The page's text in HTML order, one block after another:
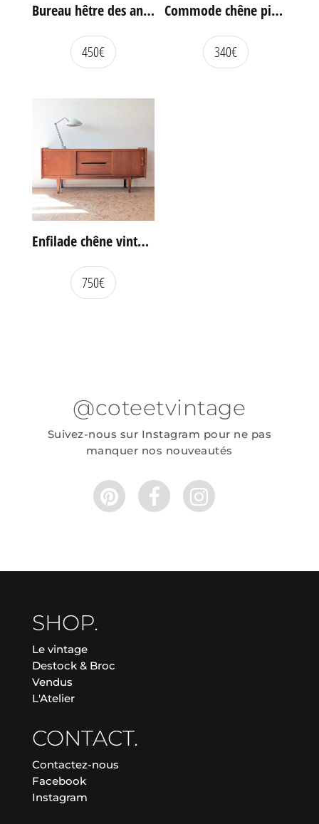
Bureau hêtre des années 60
450€
Commode chêne pieds compas vintage
340€
Enfilade chêne vintage portes coulissantes
750€
@coteetvintage
Suivez-nous sur Instagram pour ne pas
manquer nos nouveautés
SHOP.
Le vintage
Destock & Broc
Vendus
L'Atelier
CONTACT.
Contactez-nous
Facebook
Instagram